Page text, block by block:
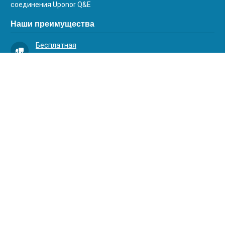
соединения Uponor Q&E
Наши преимущества
Бесплатная
доставка